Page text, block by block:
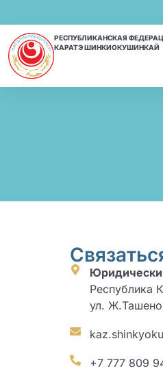
РЕСПУБЛИКАНСКАЯ
КАРАТЭ ШИНКИОКУШИНКАЙ
Республика
ул.
+7 777 809